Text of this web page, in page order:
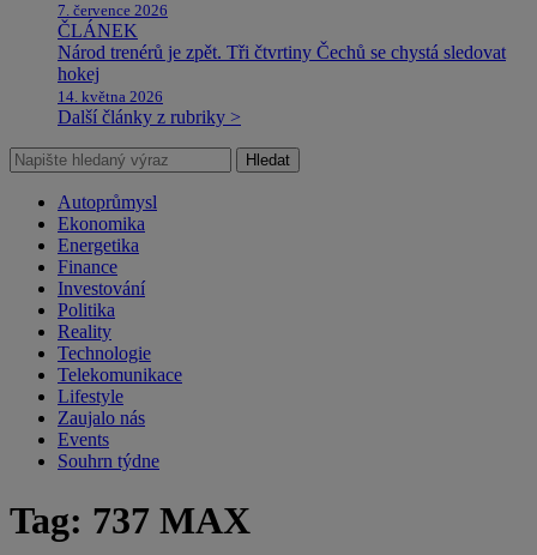
7. července 2026
ČLÁNEK
Národ trenérů je zpět. Tři čtvrtiny Čechů se chystá sledovat
hokej
14. května 2026
Další články z rubriky >
Hledat
Autoprůmysl
Ekonomika
Energetika
Finance
Investování
Politika
Reality
Technologie
Telekomunikace
Lifestyle
Zaujalo nás
Events
Souhrn týdne
Tag: 737 MAX